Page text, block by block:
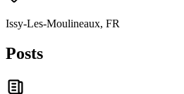
Issy-Les-Moulineaux, FR
Posts